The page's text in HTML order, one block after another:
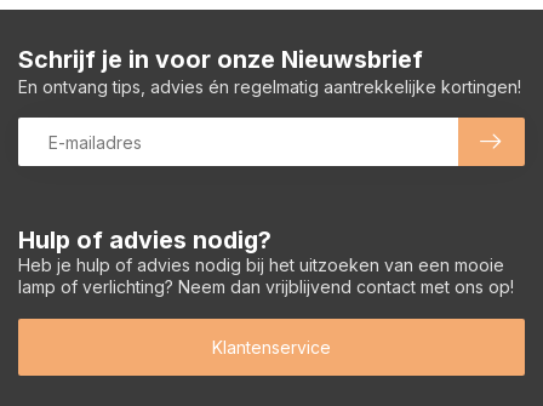
Hulp of advies nodig?
Heb je hulp of advies nodig bij het uitzoeken van een mooie
lamp of verlichting? Neem dan vrijblijvend contact met ons op!
Klantenservice
Schrijf je in voor onze Nieuwsbrief
En ontvang tips, advies én regelmatig aantrekkelijke kortingen!